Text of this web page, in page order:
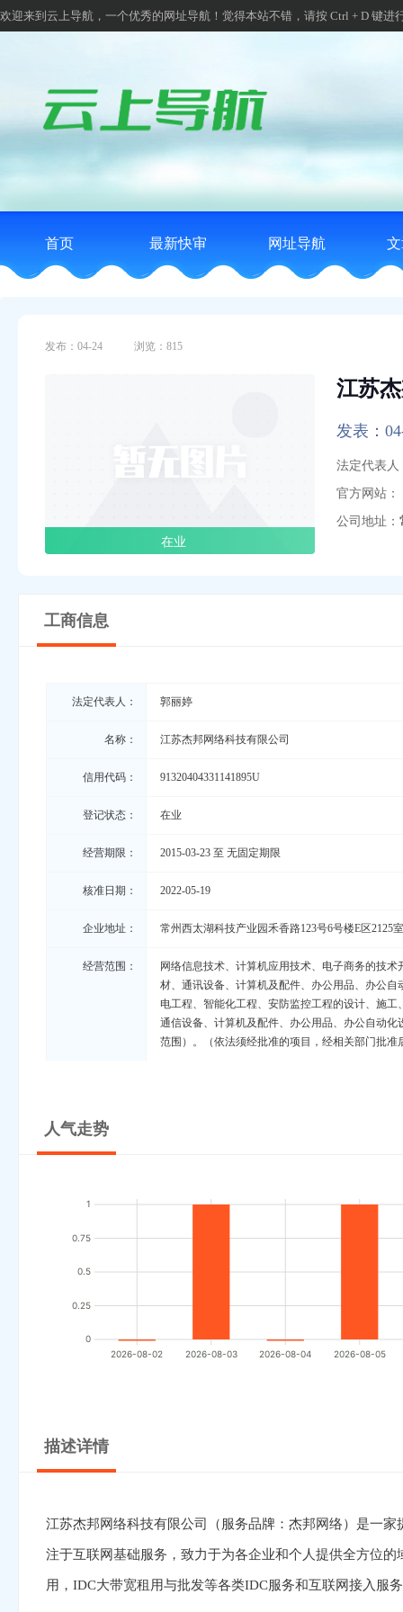
欢迎来到云上导航，一个优秀的网址导航！觉得本站不错，请按 Ctrl + D 键进
首页 最新快审 网址导航
发布：04-24 浏览：815
在业
江苏
发表：
法定代表人
官方网站：
公司地址：
工商信息
法定代表人： 郭丽婷
名称： 江苏杰邦网络科技有限公司
信用代码： 91320404331141895U
登记状态： 在业
经营期限： 2015-03-23 至 无固定期限
核准日期： 2022-05-19
企业地址： 常州西太湖科技产业园禾香路123号6号楼E区2125室
经营范围：
网络信息技术、计算机应用技术、电子商务的技
材、通讯设备、计算机及配件、办公用品、办公
电工程、智能化工程、安防监控工程的设计、施
通信设备、计算机及配件、办公用品、办公自动
范围）。（依法须经批准的项目，经相关部门批准
人气走势
0
0.25
0.5
0.75
1
2026-08-02 2026-08-03 2026-08-04 2026-08-05
描述详情
江苏杰邦网络科技有限公司（服务品牌：杰邦网络）是一
注于互联网基础服务，致力于为各企业和个人提供全方位
用，IDC大带宽租用与批发等各类IDC服务和互联网接入服